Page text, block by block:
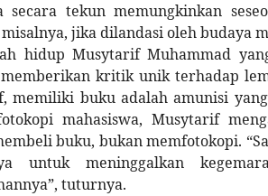
secara tekun memungkinkan
jika dilandasi oleh budaya
hidup Musytarif Muhammad
kritik unik terhadap
memiliki buku adalah amunisi
mahasiswa, Musytarif
buku, bukan memfotokopi.
untuk meninggalkan
tuturnya.